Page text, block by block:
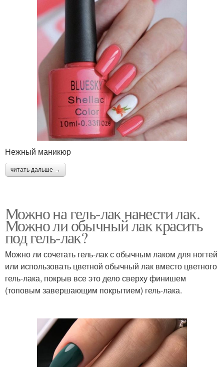
Нежный маникюр
читать дальше →
Можно на гель-лак нанести лак.
Можно ли обычный лак красить
под гель-лак?
Можно ли сочетать гель-лак с обычным лаком для ногтей
или использовать цветной обычный лак вместо цветного
гель-лака, покрыв все это дело сверху финишем
(топовым завершающим покрытием) гель-лака.